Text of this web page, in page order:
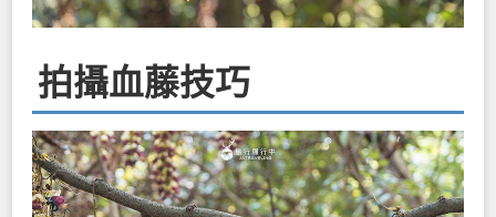
拍攝血藤技巧